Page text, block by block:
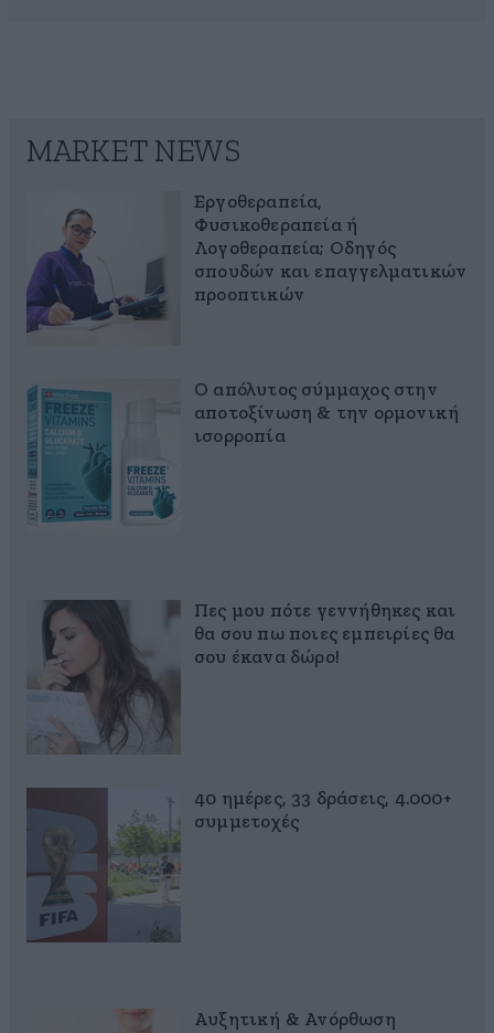
MARKET NEWS
Εργοθεραπεία,
Φυσικοθεραπεία ή
Λογοθεραπεία; Οδηγός
σπουδών και επαγγελματικών
προοπτικών
Ο απόλυτος σύμμαχος στην
αποτοξίνωση & την ορμονική
ισορροπία
Πες μου πότε γεννήθηκες και
θα σου πω ποιες εμπειρίες θα
σου έκανα δώρο!
40 ημέρες, 33 δράσεις, 4.000+
συμμετοχές
Αυξητική & Ανόρθωση